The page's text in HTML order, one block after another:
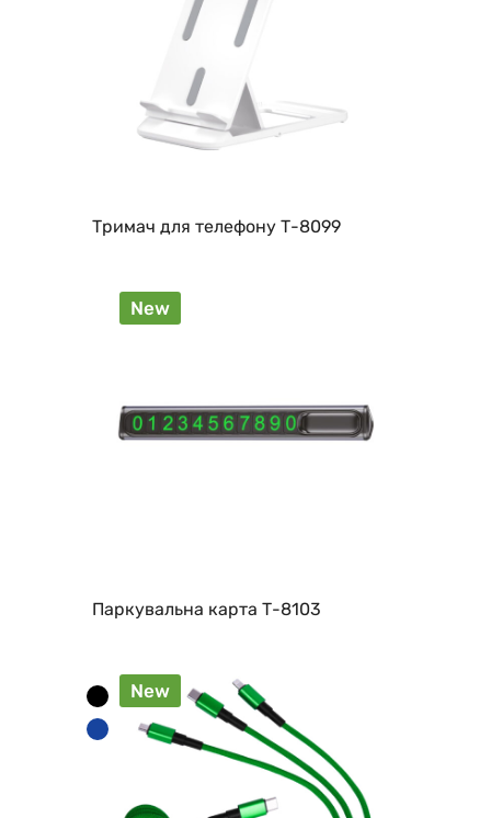
Тримач для телефону Т-8099
New
Паркувальна карта Т-8103
New